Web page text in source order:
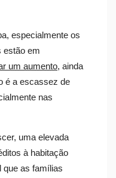
especialmente os
estão em
um aumento, ainda
é a escassez de
nas
uma elevada
à habitação
que as famílias